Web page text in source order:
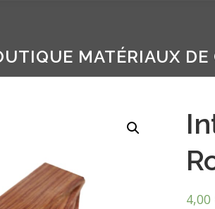
MATÉRIAUX
4,00